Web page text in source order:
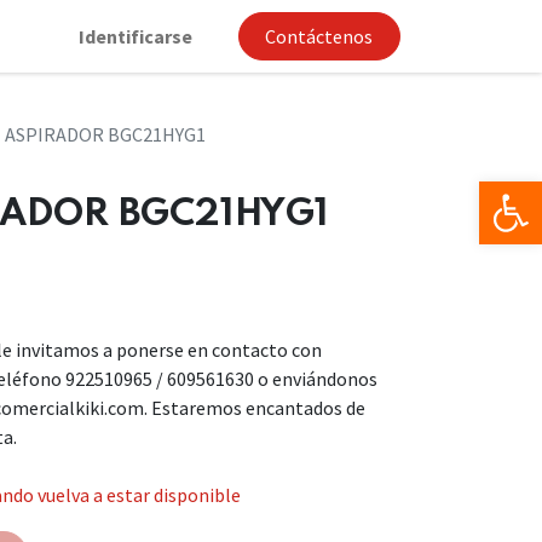
Identificarse Contáctenos
ASPIRADOR BGC21HYG1
BGC21HYG1
invitamos a ponerse en contacto con
922510965 / 609561630 o enviándonos
Estaremos encantados de
vuelva a estar disponible